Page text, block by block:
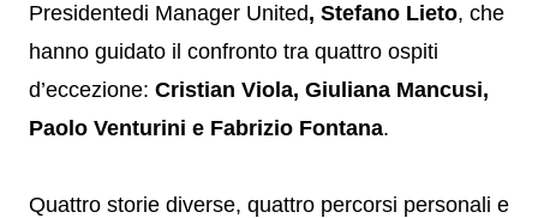
Presidentedi Manager United, Stefano Lieto, che
hanno guidato il confronto tra quattro ospiti
d’eccezione: Cristian Viola, Giuliana Mancusi,
Paolo Venturini e Fabrizio Fontana.
Quattro storie diverse, quattro percorsi personali e